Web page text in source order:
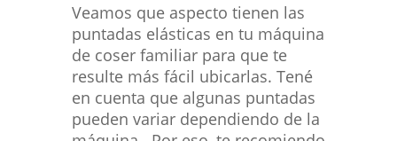
Veamos que aspecto tienen las
puntadas elásticas en tu máquina
de coser familiar para que te
resulte más fácil ubicarlas. Tené
en cuenta que algunas puntadas
pueden variar dependiendo de la